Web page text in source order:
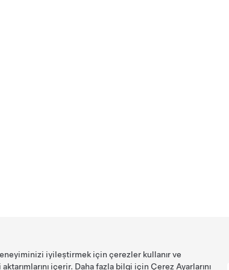
iyileştirmek için çerezler kullanır ve
içerir. Daha fazla bilgi için Çerez Ayarlarını